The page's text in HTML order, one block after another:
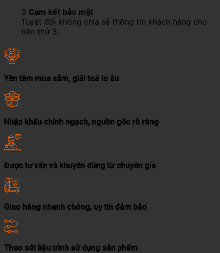
3 Cam kết bảo mật
Tuyệt đối không chia sẻ thông tin khách hàng cho
bên thứ 3.
Yên tâm mua sắm, giải toả lo âu
Nhập khẩu chính ngạch, nguồn gốc rõ ràng
Được tư vấn và khuyên dùng từ chuyên gia
Giao hàng nhanh chóng, uy tín đảm bảo
Theo sát liệu trình sử dụng sản phẩm